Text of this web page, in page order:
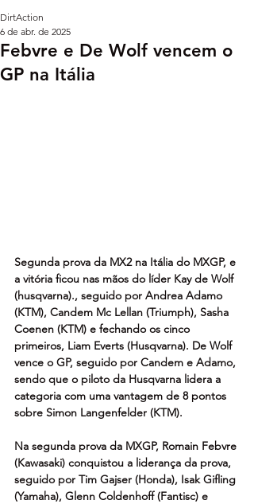
Febvre e De Wolf vencem o
GP na Itália
DirtAction
6 de abr. de 2025
Segunda prova da MX2 na Itália do MXGP, e
a vitória ficou nas mãos do líder Kay de Wolf
(husqvarna)., seguido por Andrea Adamo
(KTM), Candem Mc Lellan (Triumph), Sasha
Coenen (KTM) e fechando os cinco
primeiros, Liam Everts (Husqvarna). De Wolf
vence o GP, seguido por Candem e Adamo,
sendo que o piloto da Husqvarna lidera a
categoria com uma vantagem de 8 pontos
sobre Simon Langenfelder (KTM).
Na segunda prova da MXGP, Romain Febvre
(Kawasaki) conquistou a liderança da prova,
seguido por Tim Gajser (Honda), Isak Gifling
(Yamaha), Glenn Coldenhoff (Fantisc) e